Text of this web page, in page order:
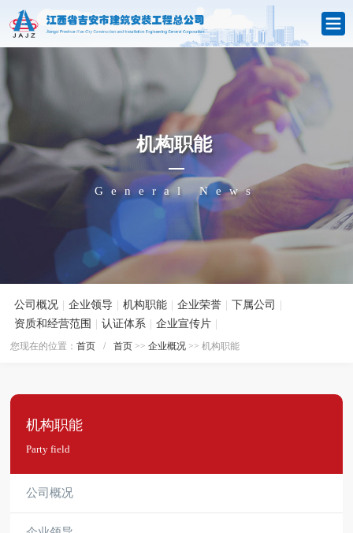
机构职能
General News
公司概况 企业领导 机构职能 企业荣誉 下属公司
资质和经营范围
认证体系 企业宣传片
您现在的位置：首页 / 首页 >>企业概况 >> 机构职能
机构职能
Party field
公司概况